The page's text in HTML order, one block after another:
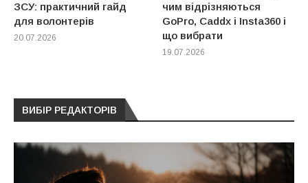
ЗСУ: практичний гайд
для волонтерів
20.07.2026
чим відрізняються
GoPro, Caddx і Insta360 і
що вибрати
19.07.2026
ВИБІР РЕДАКТОРІВ